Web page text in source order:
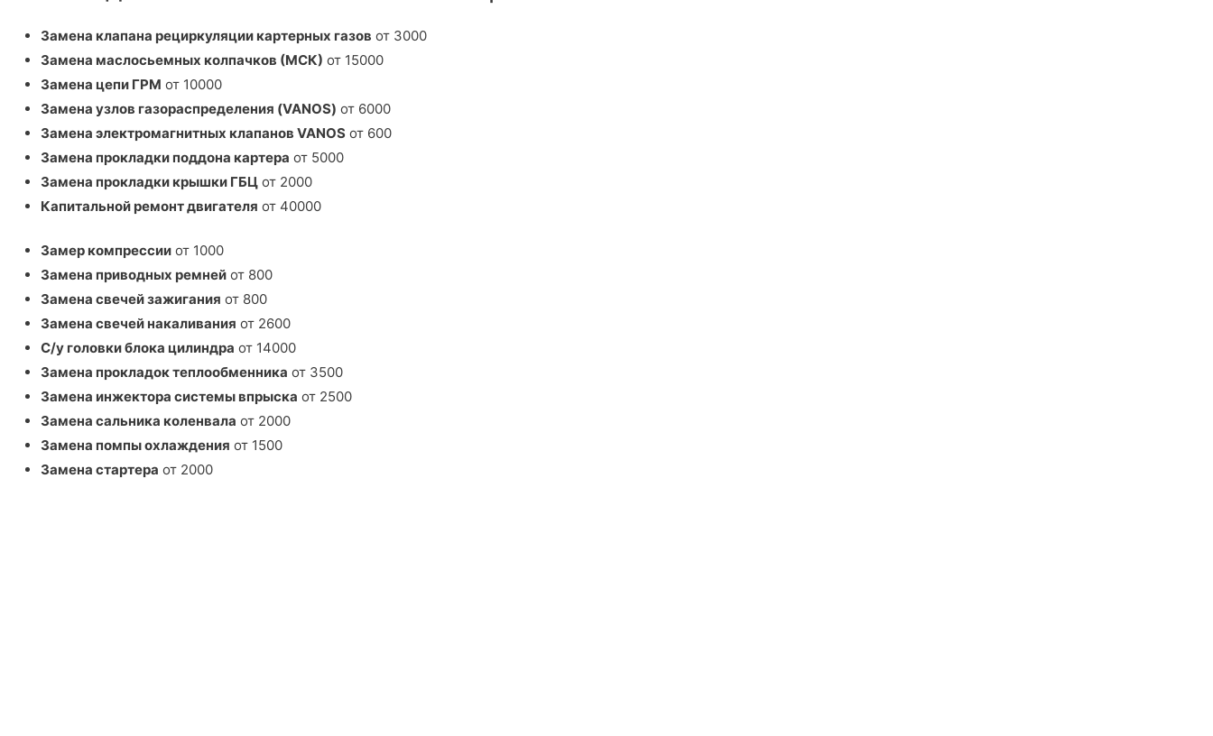
Замена клапана рециркуляции картерных газов от 3000
Замена маслосьемных колпачков (МСК) от 15000
Замена цепи ГРМ от 10000
Замена узлов газораспределения (VANOS) от 6000
Замена электромагнитных клапанов VANOS от 600
Замена прокладки поддона картера от 5000
Замена прокладки крышки ГБЦ от 2000
Капитальной ремонт двигателя от 40000
Замер компрессии от 1000
Замена приводных ремней от 800
Замена свечей зажигания от 800
Замена свечей накаливания от 2600
С/у головки блока цилиндра от 14000
Замена прокладок теплообменника от 3500
Замена инжектора системы впрыска от 2500
Замена сальника коленвала от 2000
Замена помпы охлаждения от 1500
Замена стартера от 2000